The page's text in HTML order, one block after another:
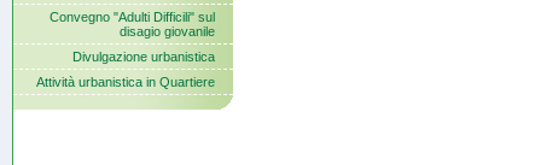
Convegno "Adulti Difficili" sul
disagio giovanile
Divulgazione urbanistica
Attività urbanistica in Quartiere